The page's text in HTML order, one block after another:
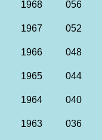
1968 056
1967 052
1966 048
1965 044
1964 040
1963 036